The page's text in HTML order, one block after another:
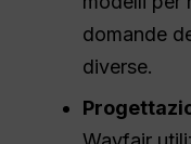
domande
diverse.